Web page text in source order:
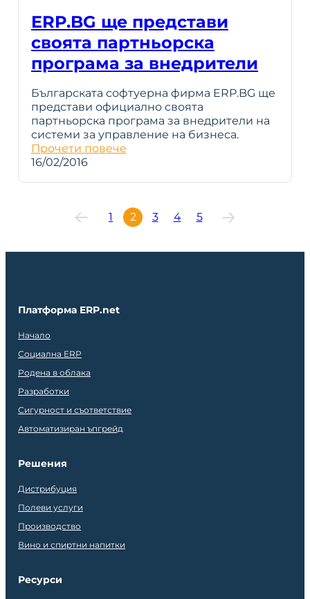
ERP.BG ще представи
своята партньорска
програма за внедрители
Българската софтуерна фирма ERP.BG ще
представи официално своята
партньорска програма за внедрители на
системи за управление на бизнеса.
Прочети повече
16/02/2016
1 2 3 4 5
Платформа ERP.net
Начало
Социална ERP
Родена в облака
Разработки
Сигурност и съответствие
Автоматизиран ъпгрейд
Решения
Дистрибуция
Полеви услуги
Производство
Вино и спиртни напитки
Ресурси